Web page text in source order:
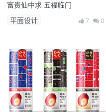
富贵仙中求 五福临门
平面设计
7 0